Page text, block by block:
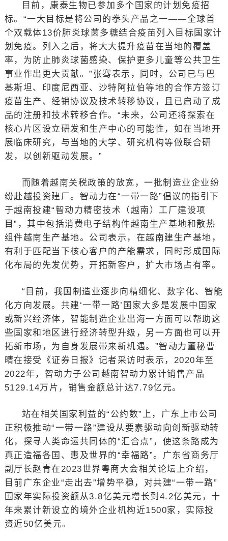
目前，康泰生物已参加多个国家的计划免疫招
标。“一大目标是将公司的拳头产品之一——全球首
个双载体13价肺炎球菌多糖结合疫苗列入目标国家计
划免疫。列入之后，将大大提升疫苗在当地的覆盖
率，为防止肺炎球菌感染、保护更多儿童等公共卫生
事业作出更大贡献。”张骞表示，同时，公司已与巴
基斯坦、印度尼西亚、沙特阿拉伯等地的合作方签订
疫苗生产、经销协议及技术转移协议，且已启动了成
品的注册和技术转移合作。“未来，公司还将探索在
核心片区设立研发和生产中心的可能性，如在当地开
展临床研究，与当地的大学、研究机构等做联合研
发，以创新驱动发展。”
而随着越南关税政策的放宽，一批制造业企业纷
纷赴越投资建厂。智动力在“一带一路”倡议的指引下
于越南投建“智动力精密技术（越南）工厂建设项
目”，其中包括消费电子结构件越南生产基地和散热
组件越南生产基地。公司表示，在越南建生产基地，
有利于匹配当下核心客户的产能需求，同时形成国际
化布局的先发优势，开拓新客户，扩大市场占有率。
“目前，我国制造业逐步向精细化、数字化、智能
化方向发展。共建‘一带一路’国家大多是发展中国家
或新兴经济体，智能制造企业出海一方面可以帮助这
些国家和地区进行经济转型升级，另一方面也可以开
拓新市场，为自身发展带来新机遇。”智动力董秘曹
晴在接受《证券日报》记者采访时表示，2020年至
2022年，智动力子公司越南智动力累计销售产品
5129.14万片，销售金额总计达7.79亿元。
站在相关国家利益的“公约数”上，广东上市公司
正积极推动“一带一路”建设从要素驱动向创新驱动转
化，探寻人类命运共同体的“汇合点”，使这条路成为
真正造福各国、惠及世界的“幸福路”。广东省商务厅
副厅长赵青在2023世界粤商大会相关论坛上介绍，
目前广东企业“走出去”增势平稳，对共建“一带一路”
国家年实际投资额从3.8亿美元增长到4.2亿美元，十
年来累计新设立的境外企业机构近1500家，实际投
资近50亿美元。